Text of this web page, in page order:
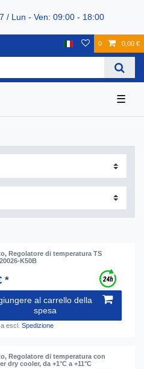
/ Lun - Ven: 09:00 - 18:00
0 0,00 €
☰
Regolatore di temperatura TS
K50B
*
al carrello della
spesa
escl.Spedizione
Regolatore di temperatura con
dry cooler, da +1°C a +11°C